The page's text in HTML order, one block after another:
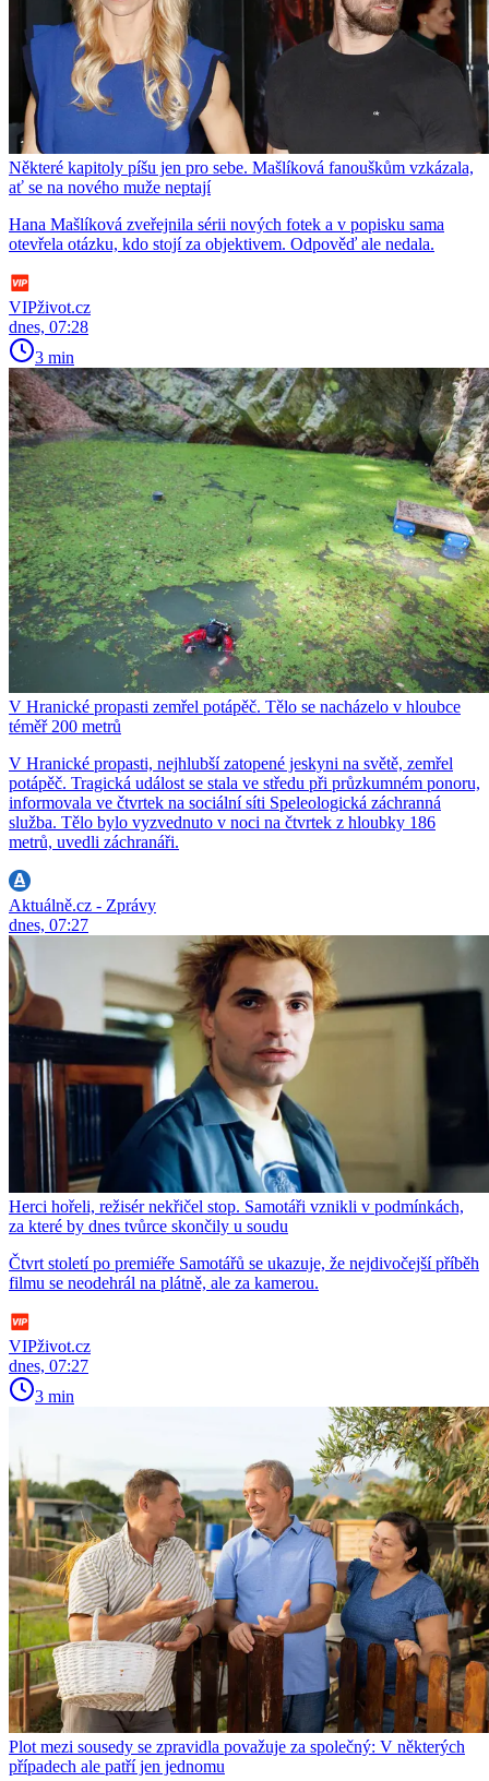
Některé kapitoly píšu jen pro sebe. Mašlíková fanouškům vzkázala,
ať se na nového muže neptají
Hana Mašlíková zveřejnila sérii nových fotek a v popisku sama
otevřela otázku, kdo stojí za objektivem. Odpověď ale nedala.
VIPživot.cz
dnes, 07:28
3 min
V Hranické propasti zemřel potápěč. Tělo se nacházelo v hloubce
téměř 200 metrů
V Hranické propasti, nejhlubší zatopené jeskyni na světě, zemřel
potápěč. Tragická událost se stala ve středu při průzkumném ponoru,
informovala ve čtvrtek na sociální síti Speleologická záchranná
služba. Tělo bylo vyzvednuto v noci na čtvrtek z hloubky 186
metrů, uvedli záchranáři.
Aktuálně.cz - Zprávy
dnes, 07:27
Herci hořeli, režisér nekřičel stop. Samotáři vznikli v podmínkách,
za které by dnes tvůrce skončily u soudu
Čtvrt století po premiéře Samotářů se ukazuje, že nejdivočejší příběh
filmu se neodehrál na plátně, ale za kamerou.
VIPživot.cz
dnes, 07:27
3 min
Plot mezi sousedy se zpravidla považuje za společný: V některých
případech ale patří jen jednomu